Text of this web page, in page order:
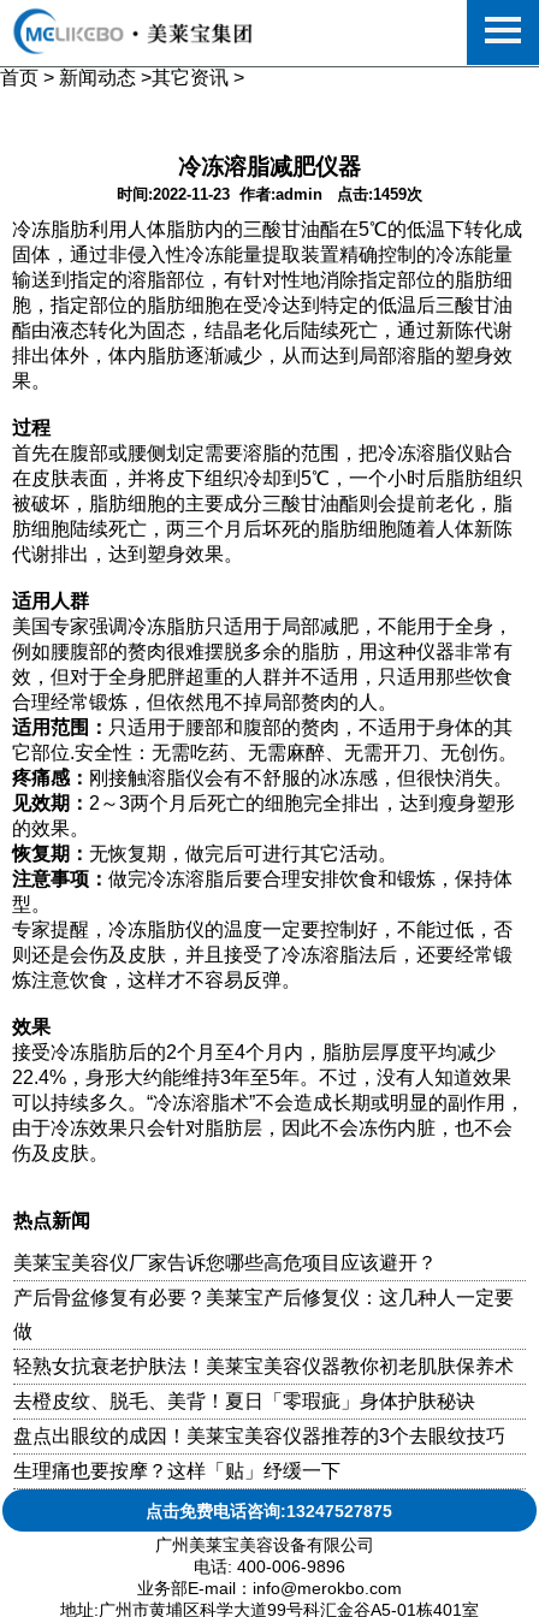
首页 > 新闻动态 >其它资讯 >
冷冻溶脂减肥仪器
时间:2022-11-23 作者:admin 点击:1459次
冷冻脂肪利用人体脂肪内的三酸甘油酯在5℃的低温下转化成
固体，通过非侵入性冷冻能量提取装置精确控制的冷冻能量
输送到指定的溶脂部位，有针对性地消除指定部位的脂肪细
胞，指定部位的脂肪细胞在受冷达到特定的低温后三酸甘油
酯由液态转化为固态，结晶老化后陆续死亡，通过新陈代谢
排出体外，体内脂肪逐渐减少，从而达到局部溶脂的塑身效
果。
过程
首先在腹部或腰侧划定需要溶脂的范围，把冷冻溶脂仪贴合
在皮肤表面，并将皮下组织冷却到5℃，一个小时后脂肪组织
被破坏，脂肪细胞的主要成分三酸甘油酯则会提前老化，脂
肪细胞陆续死亡，两三个月后坏死的脂肪细胞随着人体新陈
代谢排出，达到塑身效果。
适用人群
美国专家强调冷冻脂肪只适用于局部减肥，不能用于全身，
例如腰腹部的赘肉很难摆脱多余的脂肪，用这种仪器非常有
效，但对于全身肥胖超重的人群并不适用，只适用那些饮食
合理经常锻炼，但依然甩不掉局部赘肉的人。
适用范围： 只适用于腰部和腹部的赘肉，不适用于身体的其
它部位.安全性：无需吃药、无需麻醉、无需开刀、无创伤。
疼痛感： 刚接触溶脂仪会有不舒服的冰冻感，但很快消失。
见效期： 2～3两个月后死亡的细胞完全排出，达到瘦身塑形
的效果。
恢复期： 无恢复期，做完后可进行其它活动。
注意事项： 做完冷冻溶脂后要合理安排饮食和锻炼，保持体
型。
专家提醒，冷冻脂肪仪的温度一定要控制好，不能过低，否
则还是会伤及皮肤，并且接受了冷冻溶脂法后，还要经常锻
炼注意饮食，这样才不容易反弹。
效果
接受冷冻脂肪后的2个月至4个月内，脂肪层厚度平均减少
22.4%，身形大约能维持3年至5年。不过，没有人知道效果
可以持续多久。“冷冻溶脂术”不会造成长期或明显的副作用，
由于冷冻效果只会针对脂肪层，因此不会冻伤内脏，也不会
伤及皮肤。
热点新闻
美莱宝美容仪厂家告诉您哪些高危项目应该避开？
产后骨盆修复有必要？美莱宝产后修复仪：这几种人一定要
做
轻熟女抗衰老护肤法！美莱宝美容仪器教你初老肌肤保养术
去橙皮纹、脱毛、美背！夏日「零瑕疵」身体护肤秘诀
盘点出眼纹的成因！美莱宝美容仪器推荐的3个去眼纹技巧
生理痛也要按摩？这样「贴」纾缓一下
点击免费电话咨询:13247527875
广州美莱宝美容设备有限公司
电话: 400-006-9896
业务部E-mail：info@merokbo.com
地址:广州市黄埔区科学大道99号科汇金谷A5-01栋401室